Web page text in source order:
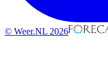
© Weer.NL 2026